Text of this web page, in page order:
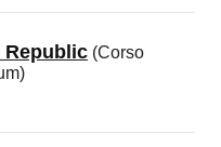
Republic (Corso